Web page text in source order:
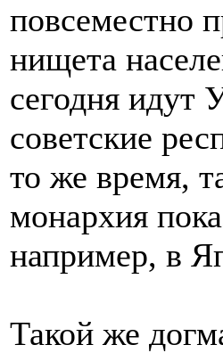
повсеместно
нищета
сегодня идут
советские
то же время,
монархия
например, в
Такой же